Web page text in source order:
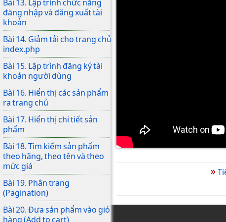
Bài 13. Lập trình chức năng
đăng nhập và đăng xuất tài
khoản
Bài 14. Giảm tải cho trang chủ
index.php
Bài 15. Lập trình đăng ký tài
khoản người dùng
Bài 16. Hiển thị các sản phẩm
ra trang chủ
Bài 17. Hiển thị chi tiết sản
phẩm
Bài 18. Tìm kiếm sản phẩm
theo hãng, theo tên và theo
mức giá
Bài 19. Phân trang
(Pagination)
Bài 20. Đưa sản phẩm vào giỏ
hàng (Add to cart)
»